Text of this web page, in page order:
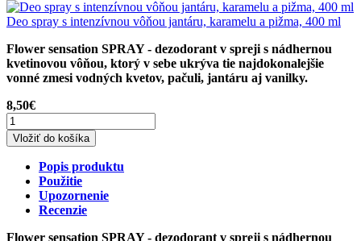
Deo spray s intenzívnou vôňou jantáru, karamelu a pižma, 400 ml
Flower sensation SPRAY - dezodorant v spreji s nádhernou
kvetinovou vôňou, ktorý v sebe ukrýva tie najdokonalejšie
vonné zmesi vodných kvetov, pačuli, jantáru aj vanilky.
8,50€
Vložiť do košíka
Popis produktu
Použitie
Upozornenie
Recenzie
Flower sensation SPRAY - dezodorant v spreji s nádhernou